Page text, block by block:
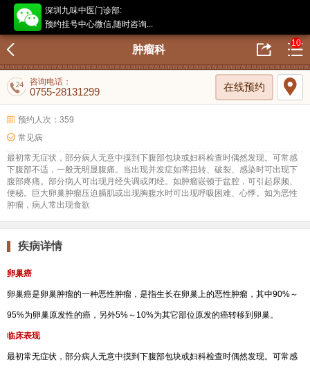
深圳九味中医门诊部:
预约挂号中心微信,随时咨询...
肿瘤科
10
咨询电话：
0755-28131299 在线预约
预约人次：359
常见病
最初常无症状，部分病人无意中摸到下腹部包块或妇科检查时偶然发现。可常感
下腹部不适，一般无明显腹痛。当出现并发症如蒂扭转、破裂、感染时可出现下
腹部疼痛。部分病人可出现月经失调或闭经。如肿瘤嵌顿于盆腔，可引起尿频、
便秘。巨大卵巢肿瘤压迫膈肌或出现胸腹水时可出现呼吸困难、心悸。如为恶性
肿瘤，病人常出现食欲
疾病详情
卵巢癌
卵巢癌是卵巢肿瘤的一种恶性肿瘤，是指生长在卵巢上的恶性肿瘤，其中90%～
95%为卵巢原发性的癌，另外5%～10%为其它部位原发的癌转移到卵巢。
临床表现
最初常无症状，部分病人无意中摸到下腹部包块或妇科检查时偶然发现。可常感